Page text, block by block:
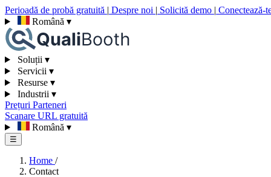
Perioadă de probă gratuită | Despre noi | Solicită demo | Conectează-
Română ▾
Soluții ▾
Servicii ▾
Resurse ▾
Industrii ▾
Prețuri Parteneri
Scanare URL gratuită
Română ▾
☰
Home /
Contact